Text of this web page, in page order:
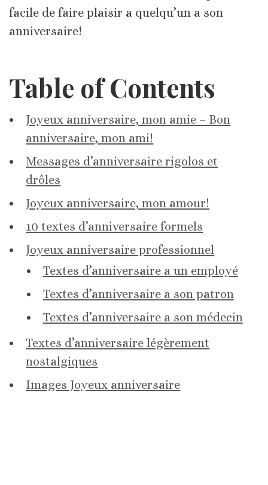
facile de faire plaisir a quelqu’un a son
anniversaire!
Table of Contents
Joyeux anniversaire, mon amie – Bon
anniversaire, mon ami!
Messages d’anniversaire rigolos et
drôles
Joyeux anniversaire, mon amour!
10 textes d’anniversaire formels
Joyeux anniversaire professionnel
Textes d’anniversaire a un employé
Textes d’anniversaire a son patron
Textes d’anniversaire a son médecin
Textes d’anniversaire légèrement
nostalgiques
Images Joyeux anniversaire